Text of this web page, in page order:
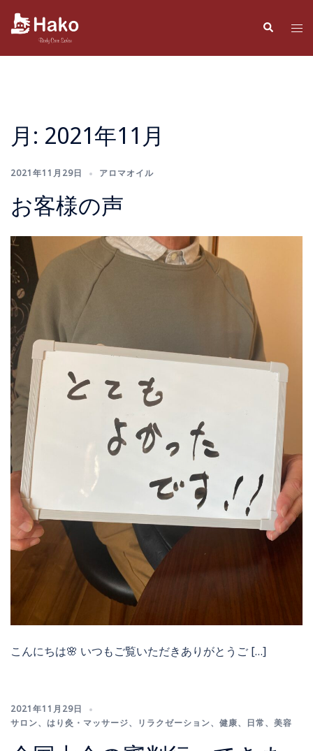
検
索
ト
月: 2021年11月
2021年11月29日 アロマオイル
お客様の声
こんにちは🌸 いつもご覧いただきありがとうご […]
2021年11月29日
サロン、 はり灸・マッサージ、 リラクゼーション、 健康、 日常、 美容